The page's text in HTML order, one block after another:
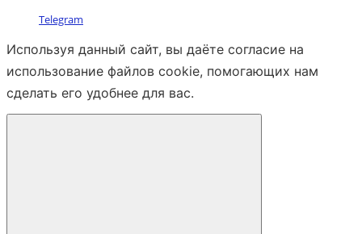
Telegram
Используя данный сайт, вы даёте согласие на
использование файлов cookie, помогающих нам
сделать его удобнее для вас.